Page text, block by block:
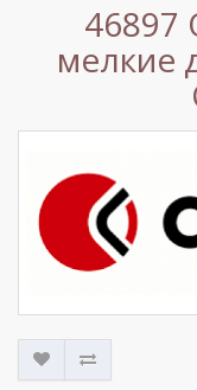
46897
мелкие